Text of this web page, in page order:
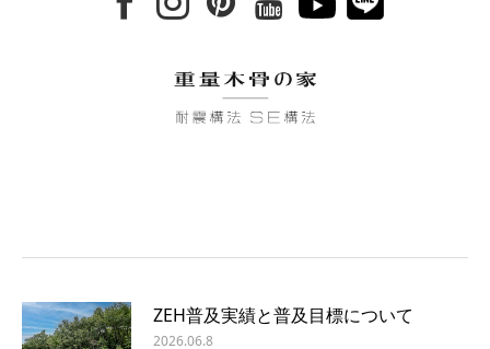
ZEH普及実績と普及目標について
2026.06.8